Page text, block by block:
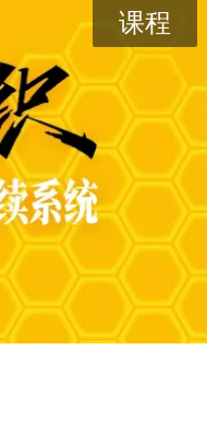
课程